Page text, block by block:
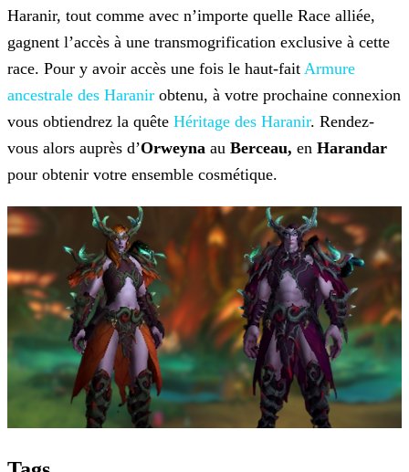
Haranir, tout comme avec n’importe quelle Race alliée,
gagnent l’accès à une transmogrification exclusive à cette
race. Pour y avoir accès une fois le haut-fait Armure
ancestrale des Haranir obtenu, à votre prochaine connexion
vous obtiendrez la quête Héritage des Haranir. Rendez-
vous alors auprès d’Orweyna au Berceau, en Harandar
pour obtenir votre ensemble cosmétique.